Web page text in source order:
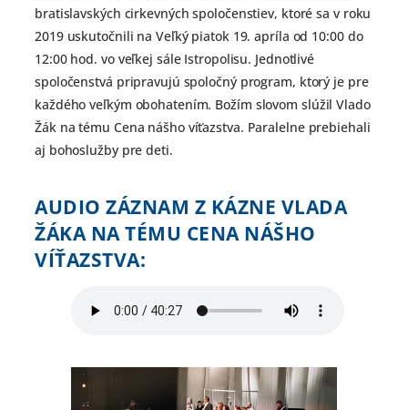
bratislavských cirkevných spoločenstiev, ktoré sa v roku
2019 uskutočnili na Veľký piatok 19. apríla od 10:00 do
12:00 hod. vo veľkej sále Istropolisu. Jednotlivé
spoločenstvá pripravujú spoločný program, ktorý je pre
každého veľkým obohatením. Božím slovom slúžil Vlado
Žák na tému Cena nášho víťazstva. Paralelne prebiehali
aj bohoslužby pre deti.
AUDIO ZÁZNAM Z KÁZNE VLADA
ŽÁKA NA TÉMU CENA NÁŠHO
VÍŤAZSTVA: